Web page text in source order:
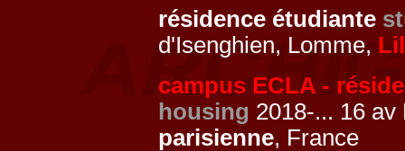
résidence étudiante
d'Isenghien, Lomme,
campus ECLA -
housing 2018-... 16
parisienne, France